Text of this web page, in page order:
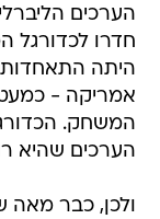
הערכים
חדרו לכדורגל
היתה התאחדות
אמריקה - כמעט
המשחק.
הערכים שהיא
ולכן, כבר מאה